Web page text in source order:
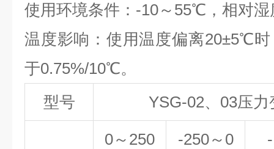
使用环境条件：-10～55℃，相对湿
温度影响：使用温度偏离20±5℃
于0.75%/10℃。
型号
YSG-02、03压力
0～250
-250～0